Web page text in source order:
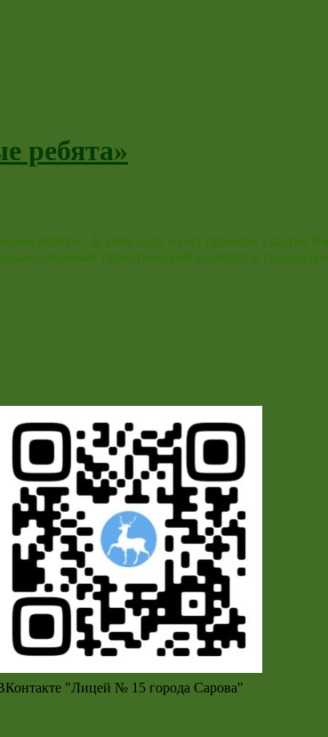
ребята»
ребята». В этом году в них приняли участие
сложный туристический маршрут в
"Лицей № 15 города Сарова"